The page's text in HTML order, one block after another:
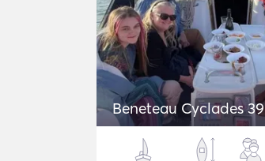
Beneteau Cyclades 39